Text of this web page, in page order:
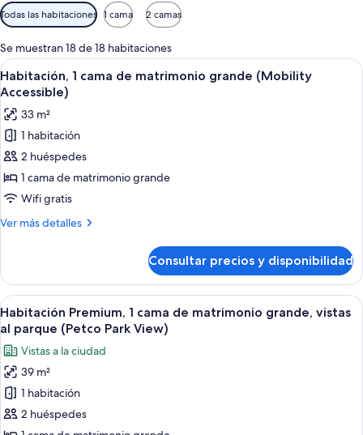
Filtros
disponibles
para
las
habitaciones
Todas las habitaciones 1 cama 2 camas
Se muestran 18 de 18 habitaciones
Abrir
todas
las
fotos
de
Habitación,
1
cama
de
(Mobility
Accessible)
Una cocina moderna con una isla
2
Habitación, 1 cama de matrimonio grande (Mobility
Accessible)
33 m²
1 habitación
2 huéspedes
1 cama de matrimonio grande
Wifi gratis
Ver más detalles
Más
1
cama
de
matrimonio
grande
(Mobility
Accessible)
Consultar precios y disponibilidad
Abrir
todas
las
fotos
de
Habitación
Premium,
Una cocina moderna con una isla
2
Habitación Premium, 1 cama de matrimonio grande, vistas
al parque (Petco Park View)
Vistas a la ciudad
39 m²
1 habitación
2 huéspedes